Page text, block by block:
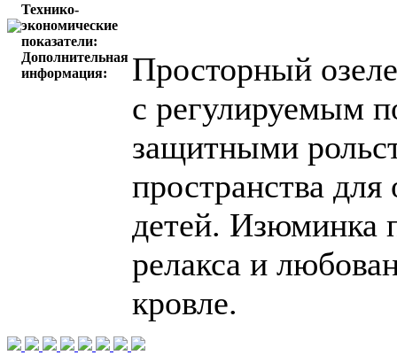
Технико-
экономические
показатели:
Дополнительная
информация:
Просторный
с регулируемым
защитными
пространства
детей. Изюминка
релакса и
кровле.